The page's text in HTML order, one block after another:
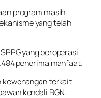
program masih
yang telah
yang beroperasi
penerima manfaat.
kewenangan terkait
kendali BGN.